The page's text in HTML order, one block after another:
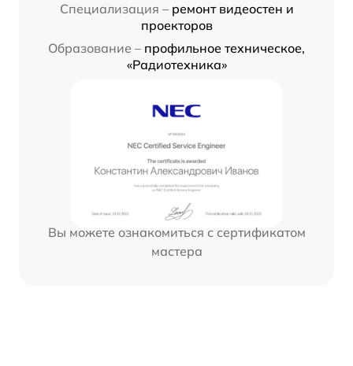
Специализация – ремонт видеостен и
проекторов
Образование – профильное техническое,
«Радиотехника»
Вы можете ознакомиться с сертификатом
мастера